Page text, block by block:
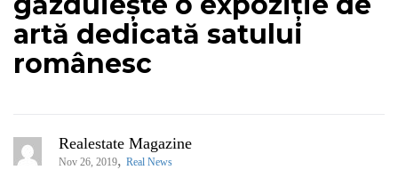
artă dedicată satului
românesc
Realestate Magazine
Nov 26, 2019, Real News